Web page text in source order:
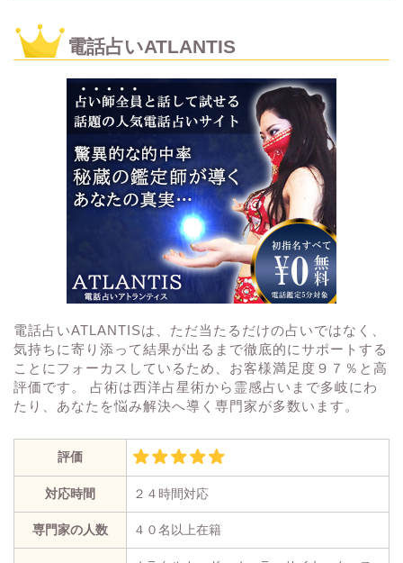
電話占いATLANTIS
電話占いATLANTISは、ただ当たるだけの占いではなく、
気持ちに寄り添って結果が出るまで徹底的にサポートする
ことにフォーカスしているため、お客様満足度９７％と高
評価です。 占術は西洋占星術から霊感占いまで多岐にわ
たり、あなたを悩み解決へ導く専門家が多数います。
評価
対応時間 ２４時間対応
専門家の人数 ４０名以上在籍